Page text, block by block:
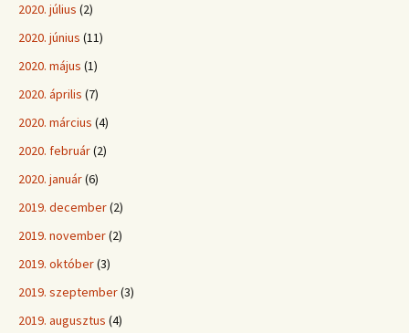
2020. július (2)
2020. június (11)
2020. május (1)
2020. április (7)
2020. március (4)
2020. február(2)
2020. január(6)
2019. december(2)
2019. november(2)
2019. október(3)
2019. szeptember(3)
2019. augusztus (4)